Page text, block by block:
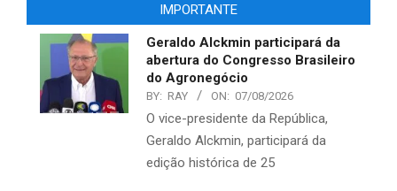
IMPORTANTE
Geraldo Alckmin participará da
abertura do Congresso Brasileiro
do Agronegócio
BY: RAY ON: 07/08/2026
O vice-presidente da República,
Geraldo Alckmin, participará da
edição histórica de 25